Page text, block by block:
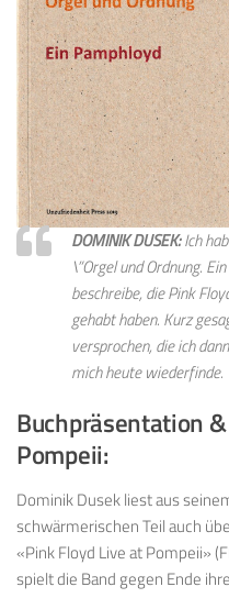
DOMINIK DUSEK:Ich
\”Orgel und Ordnung.
beschreibe, die Pink
gehabt haben. Kurz
versprochen, die ich
mich heute wiederfinde.
Buchpräsentation
Pompeii:
Dominik Dusek liest aus
schwärmerischen Teil auch
«Pink Floyd Live at Pompeii»
spielt die Band gegen Ende